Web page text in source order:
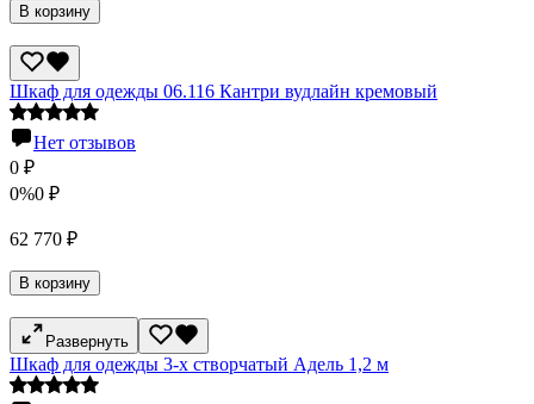
В корзину
Шкаф для одежды 06.116 Кантри вудлайн кремовый
Нет отзывов
0 ₽
0%0 ₽
62 770 ₽
В корзину
Развернуть
Шкаф для одежды 3-х створчатый Адель 1,2 м